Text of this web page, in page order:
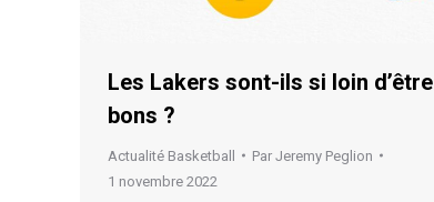
Les Lakers sont-ils si loin d’être
bons ?
Actualité Basketball Par Jeremy Peglion
1 novembre 2022